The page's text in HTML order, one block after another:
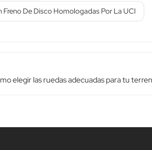
Freno De Disco Homologadas Por La UCI
elegir las ruedas adecuadas para tu